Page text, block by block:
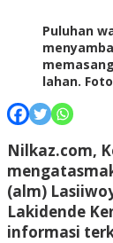
Puluhan
lahan.
Nilkaz.com,
(alm)
Lakidende
informasi